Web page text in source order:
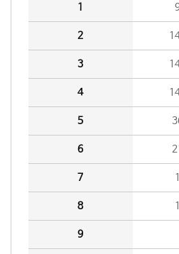
1
2
3
4
5
6
7
8
9